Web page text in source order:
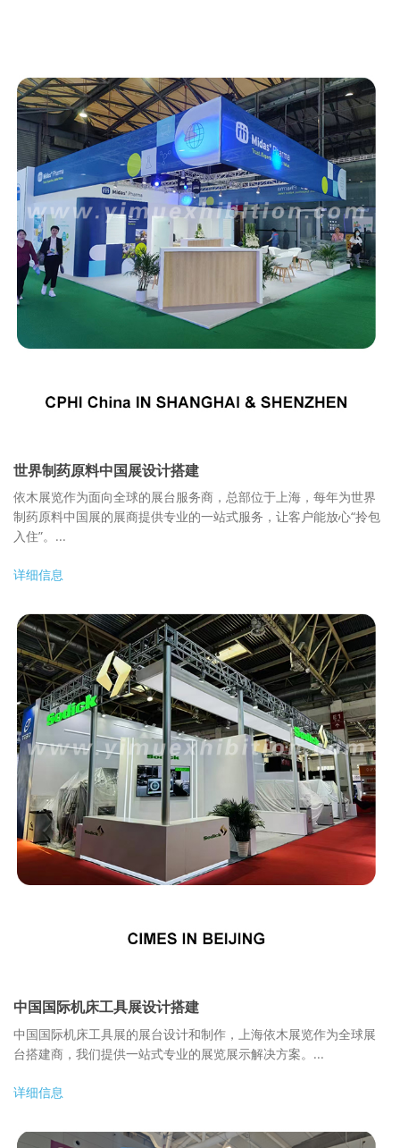
世界制药原料中国展设计搭建
依木展览作为面向全球的展台服务商，总部位于上海，每年为世界
制药原料中国展的展商提供专业的一站式服务，让客户能放心“拎包
入住”。...
详细信息
中国国际机床工具展设计搭建
中国国际机床工具展的展台设计和制作，上海依木展览作为全球展
台搭建商，我们提供一站式专业的展览展示解决方案。...
详细信息